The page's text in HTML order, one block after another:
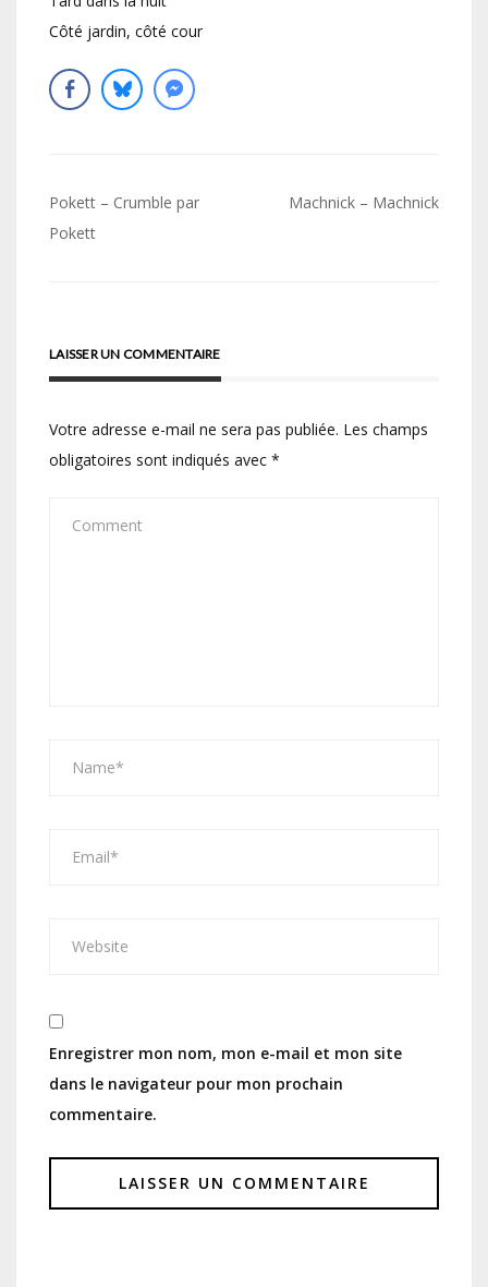
Côté jardin, côté cour
Navigation
de
Pokett – Crumble par
Pokett
Machnick – Machnick
LAISSER UN COMMENTAIRE
Votre adresse e-mail ne sera pas publiée. Les champs
obligatoires sont indiqués avec *
Enregistrer mon nom, mon e-mail et mon site
dans le navigateur pour mon prochain
commentaire.